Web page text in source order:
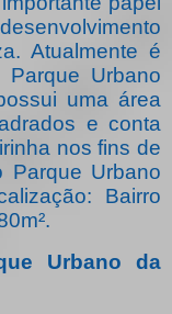
Atualmente é
Parque Urbano
uma área
e conta
nos fins de
Parque Urbano
Bairro
Urbano da